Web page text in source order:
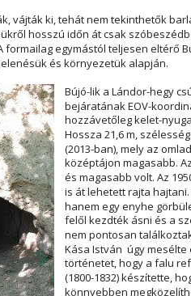
vájták ki, tehát nem tekinthetők
hosszú időn át csak
formailag egymástól teljesen eltérő
és környezetük alapján.
Bújó-lik a Lándor-hegy
bejáratának EOV-
hozzávetőleg kelet-
Hossza 21,6 m,
(2013-ban), mely az
középtájon magasabb.
és magasabb volt. Az
is át lehetett rajta
hanem egy enyhe
felől kezdték ásni és a
nem pontosan
Kása István  úgy
történetet, hogy a falu
(1800-1832) készítette,
könnyebben